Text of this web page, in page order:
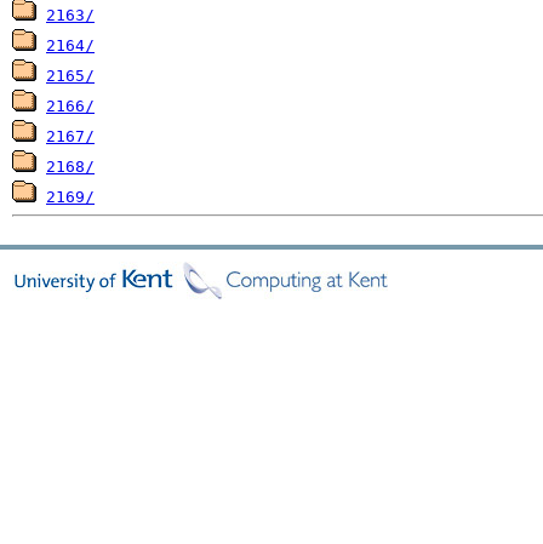
2163/
2164/
2165/
2166/
2167/
2168/
2169/